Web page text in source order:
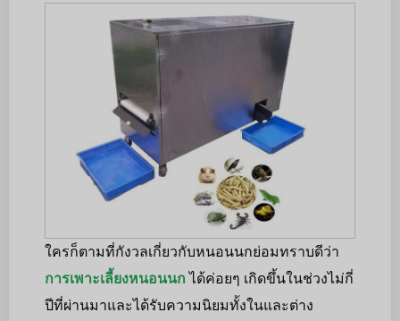
ใครก็ตามที่กังวลเกี่ยวกับหนอนนกย่อมทราบดีว่า
การเพาะเลี้ยงหนอนนก ได้ค่อยๆ เกิดขึ้นในช่วงไม่กี่
ปีที่ผ่านมาและได้รับความนิยมทั้งในและต่าง